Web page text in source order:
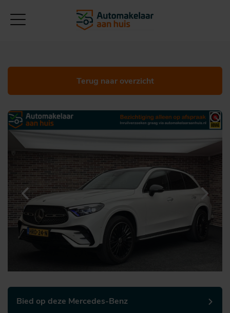
Terug naar overzicht
Bied op deze Mercedes-Benz